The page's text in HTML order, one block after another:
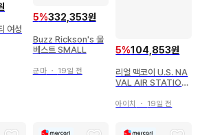
여성
5%332,353원
Buzz Rickson's 울
베스트 SMALL
군마・ 19일 전
5%104,853원
리얼 맥코이 U.S. NA
VAL AIR STATION
아이치 ・ 19일 전